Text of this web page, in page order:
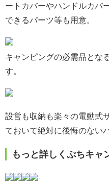
ートカバーやハンドルカバ
できるパーツ等も用意。
キャンピングの必需品とな
す。
設営も収納も楽々の電動式
ておいて絶対に後悔のない
もっと詳しくぷちキャ